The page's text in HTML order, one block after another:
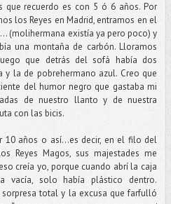
que recuerdo es con 5 ó 6 años. Por
los Reyes en Madrid, entramos en el
(molihermana existía ya pero poco) y
una montaña de carbón. Lloramos
que detrás del sofá había dos
y la de pobrehermano azul. Creo que
del humor negro que gastaba mi
de nuestro llanto y de nuestra
con las bicis.
10 años o así...es decir, en el filo del
Reyes Magos, sus majestades me
creía yo, porque cuando abrí la caja
vacía, solo había plástico dentro.
sorpresa total y la excusa que farfulló